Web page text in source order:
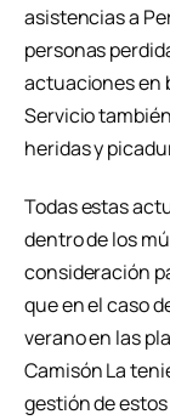
asistencias a
personas
actuaciones en
Servicio
heridas y
Todas estas
dentro de los
consideración
que en el caso
verano en las
Camisón La
gestión de